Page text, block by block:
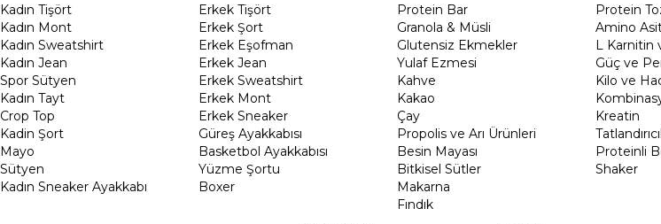
Kadın Tişört
Kadın Mont
Kadın Sweatshirt
Kadın Jean
Spor Sütyen
Kadın Tayt
Crop Top
Kadin Şort
Mayo
Sütyen
Kadın Sneaker Ayakkabı
Erkek Tişört
Erkek Şort
Erkek Eşofman
Erkek Jean
Erkek Sweatshirt
Erkek Mont
Erkek Sneaker
Güreş Ayakkabısı
Basketbol Ayakkabısı
Yüzme Şortu
Boxer
Protein Bar
Granola & Müsli
Glutensiz Ekmekler
Yulaf Ezmesi
Kahve
Kakao
Çay
Propolis ve Arı Ürünleri
Besin Mayası
Bitkisel Sütler
Makarna
Fındık
Protein
Amino
L Karnitin
Güç ve
Kilo ve
Kreatin
Proteinli
Shaker